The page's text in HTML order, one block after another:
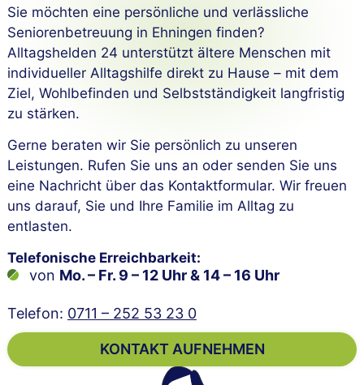
Sie möchten eine persönliche und verlässliche
Seniorenbetreuung in Ehningen finden?
Alltagshelden 24 unterstützt ältere Menschen mit
individueller Alltagshilfe direkt zu Hause – mit dem
Ziel, Wohlbefinden und Selbstständigkeit langfristig
zu stärken.
Gerne beraten wir Sie persönlich zu unseren
Leistungen. Rufen Sie uns an oder senden Sie uns
eine Nachricht über das Kontaktformular. Wir freuen
uns darauf, Sie und Ihre Familie im Alltag zu
entlasten.
Telefonische Erreichbarkeit:
von Mo. – Fr. 9 – 12 Uhr & 14 – 16 Uhr
Telefon: 0711 – 252 53 23 0
KONTAKT AUFNEHMEN